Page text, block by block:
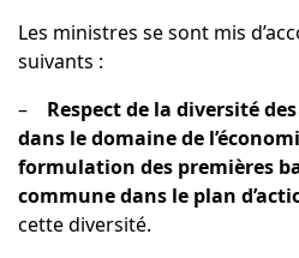
Les ministres se sont mis
suivants :
– Respect de la diversité
dans le domaine de
formulation des premières
communedans le plan
cette diversité.